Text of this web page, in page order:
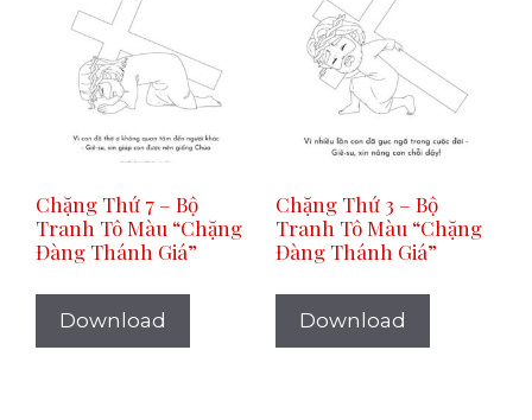
Chặng Thứ 7 – Bộ
Tranh Tô Màu “Chặng
Đàng Thánh Giá”
Download
Chặng Thứ 3 – Bộ
Tranh Tô Màu “Chặng
Đàng Thánh Giá”
Download